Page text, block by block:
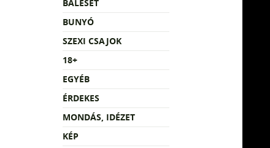
BALESET
BUNYÓ
SZEXI CSAJOK
18+
EGYÉB
ÉRDEKES
MONDÁS, IDÉZET
KÉP